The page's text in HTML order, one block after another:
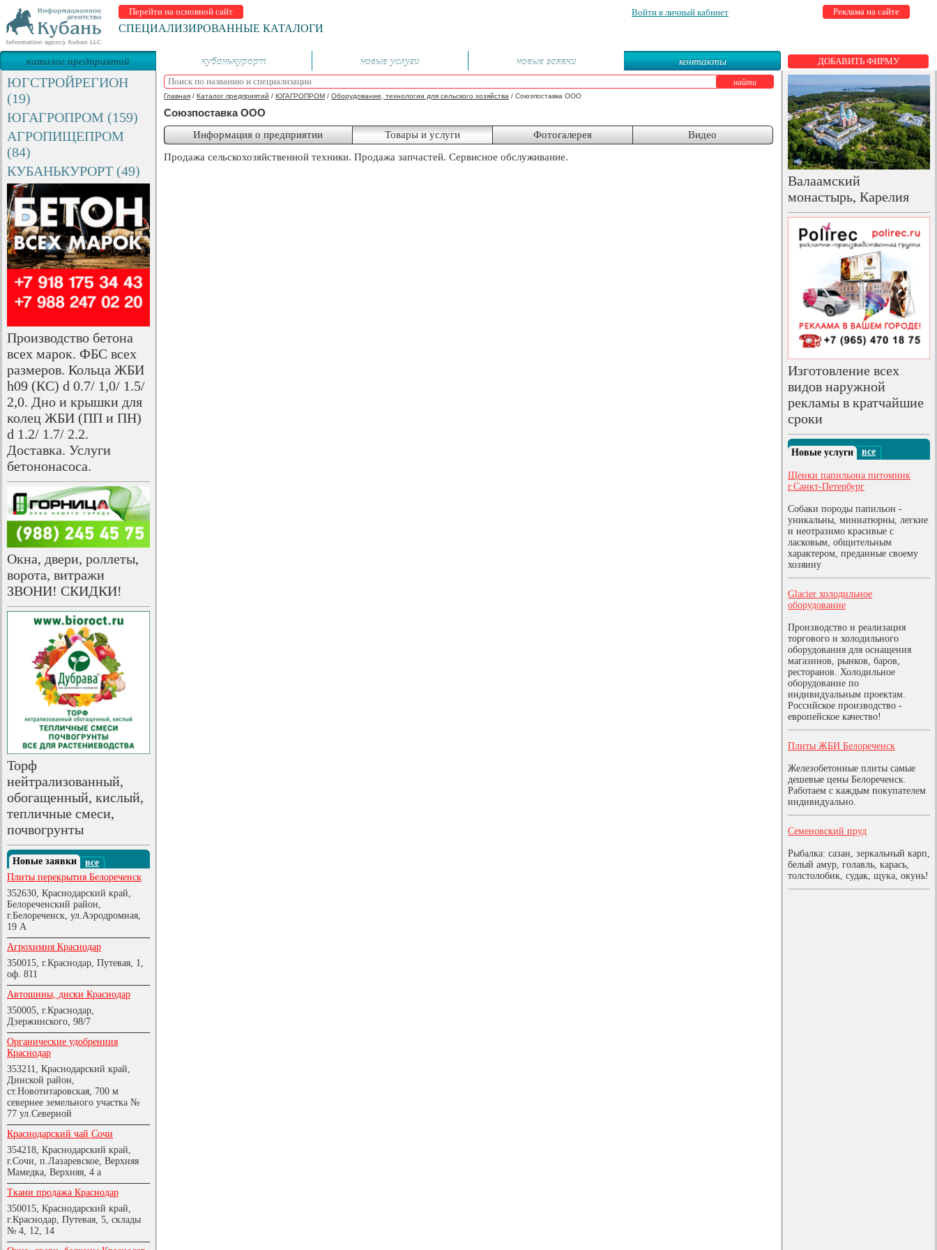
Перейти на основной сайт
СПЕЦИАЛИЗИРОВАННЫЕ КАТАЛОГИ
Войти в личный кабинет Реклама на сайте
каталог предприятий кубанькурорт новые услуги новые заявки контакты ДОБАВИТЬ ФИРМУ
ЮГСТРОЙРЕГИОН
(19)
ЮГАГРОПРОМ (159)
АГРОПИЩЕПРОМ
(84)
КУБАНЬКУРОРТ (49)
Производство бетона
всех марок. ФБС всех
размеров. Кольца ЖБИ
h09 (КС) d 0.7/ 1,0/ 1.5/
2,0. Дно и крышки для
колец ЖБИ (ПП и ПН)
d 1.2/ 1.7/ 2.2.
Доставка. Услуги
бетононасоса.
Окна, двери, роллеты,
ворота, витражи
ЗВОНИ! СКИДКИ!
Торф
нейтрализованный,
обогащенный, кислый,
тепличные смеси,
почвогрунты
Новые заявки
все
Плиты перекрытия Белореченск
352630, Краснодарский край,
Белореченский район,
г.Белореченск, ул.Аэродромная,
19 А
Агрохимия Краснодар
350015, г.Краснодар, Путевая, 1,
оф. 811
Автошины, диски Краснодар
350005, г.Краснодар,
Дзержинского, 98/7
Органические удобрениия
Краснодар
353211, Краснодарский край,
Динской район,
ст.Новотитаровская, 700 м
севернее земельного участка №
77 ул.Северной
Краснодарский чай Сочи
354218, Краснодарский край,
г.Сочи, п.Лазаревское, Верхняя
Мамедка, Верхняя, 4 а
Ткани продажа Краснодар
350015, Краснодарский край,
г.Краснодар, Путевая, 5, склады
№ 4, 12, 14
Главная/ Каталог предприятий / ЮГАГРОПРОМ/ Оборудование, технологии для сельского хозяйства / Союзпоставка ООО
Союзпоставка ООО
Информация о предприятии Товары и услуги Фотогалерея
Видео
Продажа сельскохозяйственной техники. Продажа запчастей. Сервисное обслуживание.
Валаамский
монастырь, Карелия
Изготовление всех
видов наружной
рекламы в кратчайшие
сроки
Новые услуги все
Щенки папильона питомник
г.Санкт-Петербург
Собаки породы папильон -
уникальны, миниатюрны, легкие
и неотразимо красивые с
ласковым, общительным
характером, преданные своему
хозяину
Glacier холодильное
оборудование
Производство и реализация
торгового и холодильного
оборудования для оснащения
магазинов, рынков, баров,
ресторанов. Холодильное
оборудование по
индивидуальным проектам.
Российское производство -
европейское качество!
Плиты ЖБИ Белореченск
Железобетонные плиты самые
дешевые цены Белореченск.
Работаем с каждым покупателем
индивидуально.
Семеновский пруд
Рыбалка: сазан, зеркальный карп,
белый амур, голавль, карась,
толстолобик, судак, щука, окунь!